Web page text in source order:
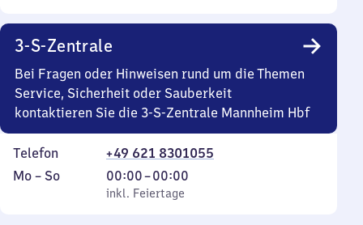
3-S-Zentrale
Bei Fragen oder Hinweisen rund um die Themen
Service, Sicherheit oder Sauberkeit
kontaktieren Sie die 3-S-Zentrale Mannheim Hbf
Telefon
+49 621 8301055
Montag
Mo – So,
inkl. Feiertage
00:00–00:00
Von
0
inkl. Feiertage